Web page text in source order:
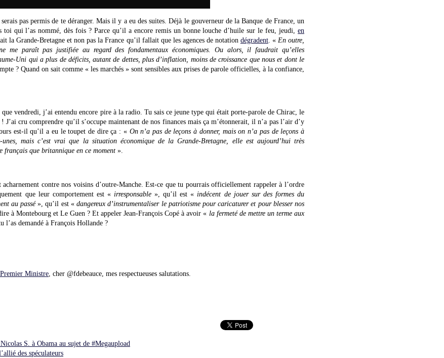
pas permis de te déranger. Mais il y a eu des suites. Déjà le gouverneur de la Banque de France, un
toi qui l’as nommé, dès fois ? Parce qu’il a encore remis un bonne louche d’huile sur le feu, jeudi, en
la Grande-Bretagne et non pas la France qu’il fallait que les agences de notation dégradent. « En outre,
me paraît pas justifiée au regard des fondamentaux économiques. Ou alors, il faudrait qu’elles
Uni qui a plus de déficits, autant de dettes, plus d’inflation, moins de croissance que nous et dont le
? Quand on sait comme « les marchés » sont sensibles aux prises de parole officielles, à la confiance,
vendredi, j’ai entendu encore pire à la radio. Tu sais ce jeune type qui était porte-parole de Chirac, le
J’ai cru comprendre qu’il s’occupe maintenant de nos finances mais ça m’étonnerait, il n’a pas l’air d’y
est-il qu’il a eu le toupet de dire ça : « On n’a pas de leçons à donner, mais on n’a pas de leçons à
mais c’est vrai que la situation économique de la Grande-Bretagne, elle est aujourd’hui très
français que britannique en ce moment ».
acharnement contre nos voisins d’outre-Manche. Est-ce que tu pourrais officiellement rappeler à l’ordre
que leur comportement est «irresponsable», qu’il est « indécent de jouer sur des formes du
au passé», qu’il est «dangereux d’instrumentaliser le patriotisme pour caricaturer et pour blesser nos
à Montebourg et Le Guen ? Et appeler Jean-François Copé à avoir « la fermeté de mettre un terme aux
l’as demandé à François Hollande ?
Ministre, cher @fdebeauce, mes respectueuses salutations.
S. à Obama au sujet de #Megaupload
des spéculateurs